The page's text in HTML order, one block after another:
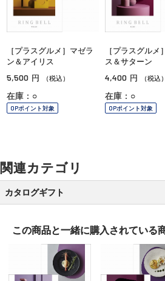
［プラスグルメ］マゼラ
ン＆アイリス
5,500 円 （税込）
在庫：○
OPポイント対象
［プラスグルメ
ス＆サターン
4,400 円 （税込）
在庫：○
OPポイント対象
関連カテゴリ
カタログギフト
ｅ－ｏｒｄｅｒｃｈｏｉｃｅ Ｗｅｄｄ
この商品と一緒に購入されている